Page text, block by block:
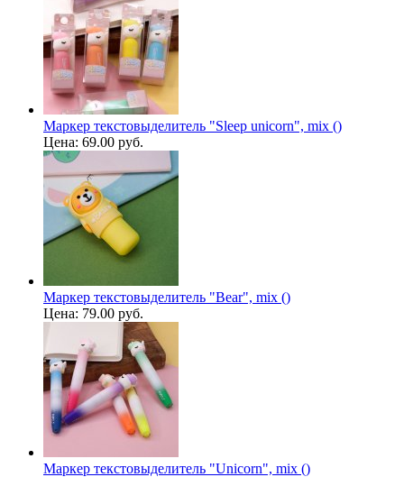
Маркер текстовыделитель "Sleep unicorn", mix ()
Цена: 69.00 руб.
Маркер текстовыделитель "Bear", mix ()
Цена: 79.00 руб.
Маркер текстовыделитель "Unicorn", mix ()